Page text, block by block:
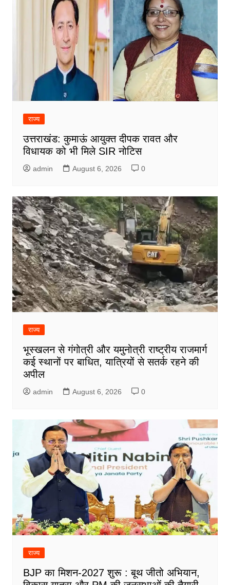
राज्य
उत्तराखंड: कुमाऊं आयुक्त दीपक रावत और
विधायक को भी मिले SIR नोटिस
admin August 6, 2026 0
राज्य
भूस्खलन से गंगोत्री और यमुनोत्री राष्ट्रीय राजमार्ग
कई स्थानों पर बाधित, यात्रियों से सतर्क रहने की
अपील
admin August 6, 2026 0
राज्य
BJP का मिशन-2027 शुरू : बूथ जीतो अभियान,